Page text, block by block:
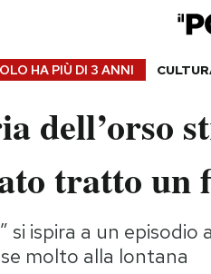
HA PIÙ DI 3 ANNI
dell’orso
tratto un
si ispira a un
molto alla lontana